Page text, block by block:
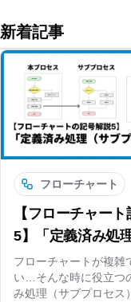
新着記事
フローチャート
【フローチャー
5】「定義済み処
ロセス）」とは？
フローチャートが複雑
い…そんな時に役立つ
み処理（サブプロセス